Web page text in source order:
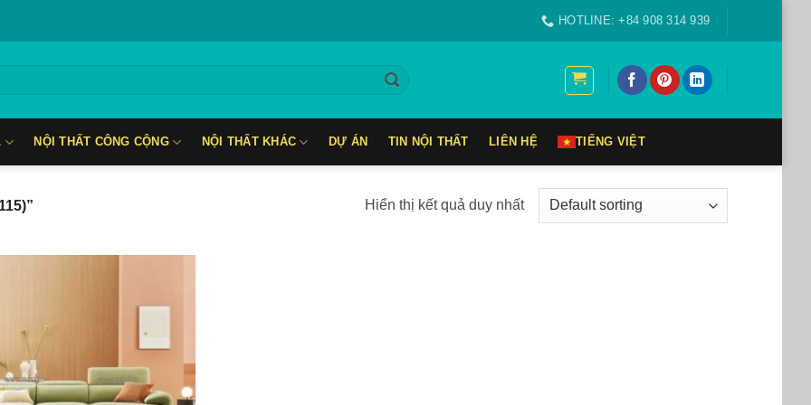
HOTLINE: +84 908 314 939
NỘI THẤT CÔNG CỘNG NỘI THẤT KHÁC DỰ ÁN TIN NỘI THẤT LIÊN HỆ TIẾNG VIỆT
Hiển thị kết quả duy nhất